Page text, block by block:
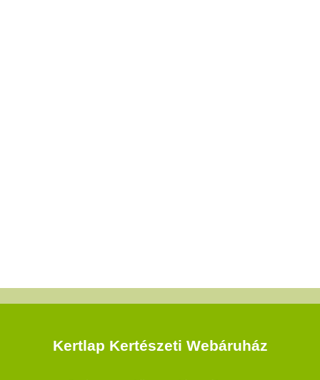
Kertlap Kertészeti Webáruház